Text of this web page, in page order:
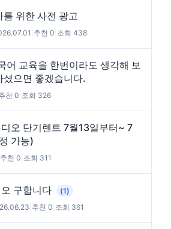
위한 사전 광고
추천 0 조회 438
어 교육을 한번이라도 생각해 보
셨으면 좋겠습니다.
천 0 조회 326
오 단기렌트 7월13일부터~ 7
가능)
추천 0 조회 311
구합니다
(1)
추천 0 조회 361